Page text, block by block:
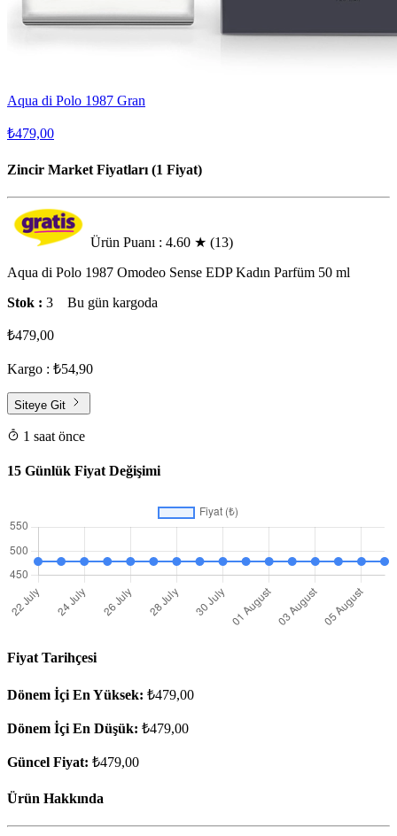
Aqua di Polo 1987 Gran
₺479,00
Zincir Market Fiyatları (1 Fiyat)
Ürün Puanı : 4.60 ★ (13)
Aqua di Polo 1987 Omodeo Sense EDP Kadın Parfüm 50 ml
Stok : 3 Bu gün kargoda
₺479,00
Kargo : ₺54,90
Siteye Git
1 saat önce
15 Günlük Fiyat Değişimi
Fiyat Tarihçesi
Dönem İçi En Yüksek: ₺479,00
Dönem İçi En Düşük: ₺479,00
Güncel Fiyat: ₺479,00
Ürün Hakkında